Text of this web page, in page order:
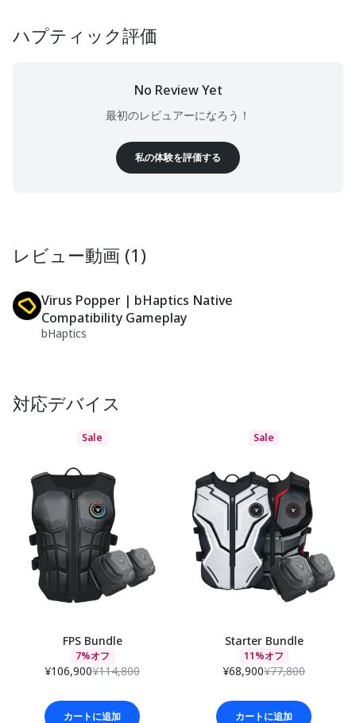
ハプティック評価
No Review Yet
最初のレビュアーになろう！
私の体験を評価する
レビュー動画 (1)
Virus Popper | bHaptics Native
Compatibility Gameplay
bHaptics
対応デバイス
Sale
FPS Bundle
7%オフ
¥106,900¥114,800
カートに追加
Sale
Starter Bundle
11%オフ
¥68,900¥77,800
カートに追加